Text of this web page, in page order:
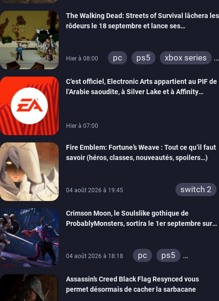
The Walking Dead: Streets of Survival lâchera les
rôdeurs le 18 septembre et lance ses
Hier à 08:00 pc ps5
xbox series
C’est officiel, Electronic Arts appartient au PIF de
l’Arabie saoudite, à Silver Lake et à Affinity
Hier à 07:00
Fire Emblem: Fortune’s Weave : Tout ce qu’il faut
savoir (héros, classes, nouveautés, spoilers…)
04 août 2026 à 19:45 switch 2
Crimson Moon, le Soulslike gothique de
ProbablyMonsters, sortira le 1er septembre sur
04 août 2026 à 18:18 pc
ps5
Assassin’s Creed Black Flag Resynced vous
permet désormais de cacher la sarbacane